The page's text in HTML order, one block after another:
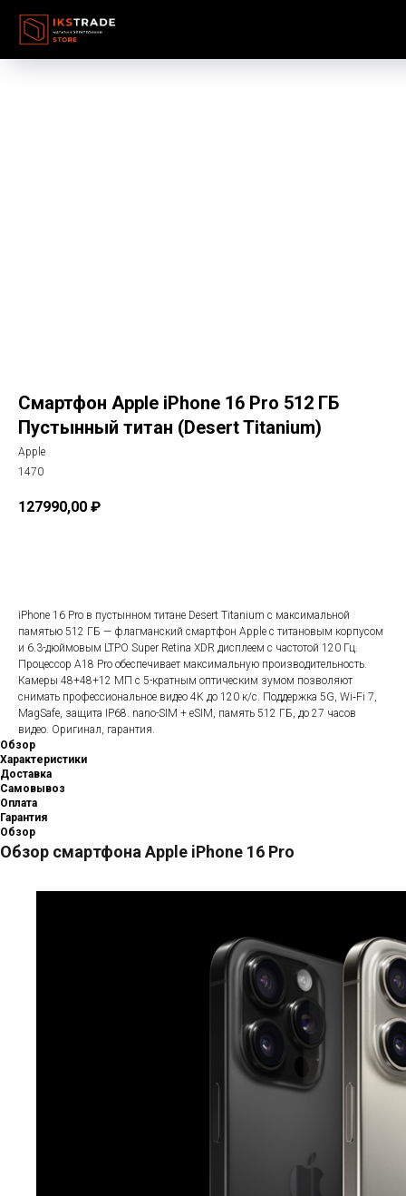
Смартфон Apple iPhone 16 Pro 512 ГБ
Пустынный титан (Desert Titanium)
Apple
1470
127990,00 ₽
iPhone 16 Pro в пустынном титане Desert Titanium с максимальной
памятью 512 ГБ — флагманский смартфон Apple с титановым корпусом
и 6.3-дюймовым LTPO Super Retina XDR дисплеем с частотой 120 Гц.
Процессор A18 Pro обеспечивает максимальную производительность.
Камеры 48+48+12 МП с 5-кратным оптическим зумом позволяют
снимать профессиональное видео 4K до 120 к/с. Поддержка 5G, Wi‑Fi 7,
MagSafe, защита IP68. nano-SIM + eSIM, память 512 ГБ, до 27 часов
видео. Оригинал, гарантия.
Обзор
Характеристики
Доставка
Самовывоз
Оплата
Гарантия
Обзор
Обзор смартфона Apple iPhone 16 Pro